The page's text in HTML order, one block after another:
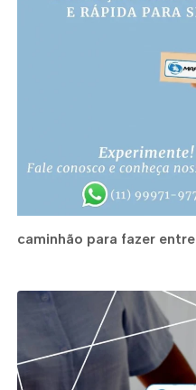
caminhão para fazer